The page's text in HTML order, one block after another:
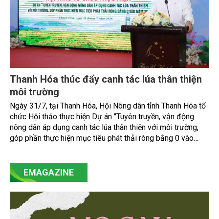
Thanh Hóa thúc đẩy canh tác lúa thân thiện
môi trường
Ngày 31/7, tại Thanh Hóa, Hội Nông dân tỉnh Thanh Hóa tổ
chức Hội thảo thực hiện Dự án "Tuyên truyền, vận động
nông dân áp dụng canh tác lúa thân thiện với môi trường,
góp phần thực hiện mục tiêu phát thải ròng bằng 0 vào
nghiên cứu, doanh nghiệp, hợp tác xã và nông dân đang
trực tiếp triển khai mô hình sản xuất lúa phát thải thấp.
EMAGAZINE